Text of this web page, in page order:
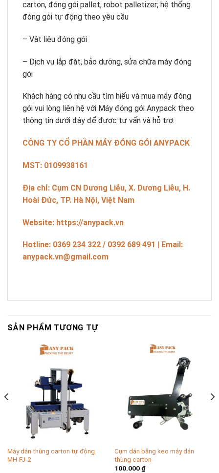
carton, đóng gói pallet, robot palletizer; hệ thống
đóng gói tự động theo yêu cầu
– Vật liệu đóng gói
– Dịch vụ lắp đặt, bảo dưỡng, sửa chữa máy đóng
gói
Khách hàng có nhu cầu tìm hiểu và mua máy đóng
gói vui lòng liên hệ với Máy đóng gói Anypack theo
thông tin dưới đây để được tư vấn và hỗ trợ:
CÔNG TY CỔ PHẦN MÁY ĐÓNG GÓI ANYPACK
MST: 0109938161
Địa chỉ: Cụm CN Dương Liễu, X. Dương Liễu, H.
Hoài Đức, TP. Hà Nội, Việt Nam
Website: https://anypack.vn
Hotline: 0369 234 322 / 0392 689 491 | Email:
anypack.vn@gmail.com
SẢN PHẨM TƯƠNG TỰ
Máy dán thùng carton tự động
MH-FJ-2
Cụm dán băng keo máy dán
thùng carton
100.000 ₫